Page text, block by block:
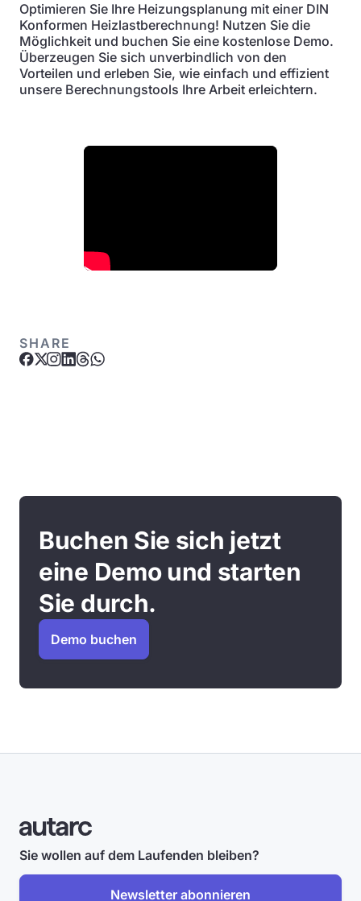
Optimieren Sie Ihre Heizungsplanung mit einer DIN
Konformen Heizlastberechnung! Nutzen Sie die
Möglichkeit und buchen Sie eine kostenlose Demo.
Überzeugen Sie sich unverbindlich von den
Vorteilen und erleben Sie, wie einfach und effizient
unsere Berechnungstools Ihre Arbeit erleichtern.
SHARE
Buchen Sie sich jetzt
eine Demo und starten
Sie durch.
Demo buchen
Sie wollen auf dem Laufenden bleiben?
Newsletter abonnieren